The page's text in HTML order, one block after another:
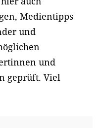
Medientipps
und
und
geprüft. Viel